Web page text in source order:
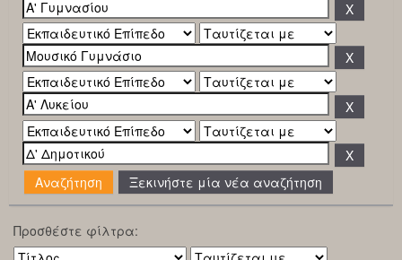
Ξεκινήστε μία νέα αναζήτηση
Προσθέστε φίλτρα: